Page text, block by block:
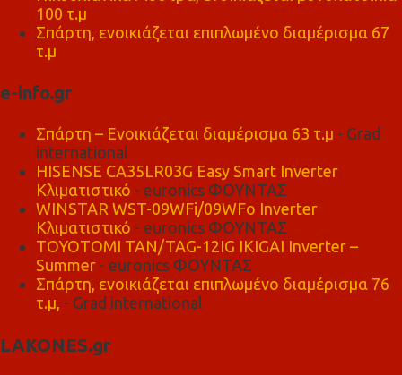
100 τ.μ
Σπάρτη, ενοικιάζεται επιπλωμένο διαμέρισμα 67
τ.μ
e-info.gr
Σπάρτη – Ενοικιάζεται διαμέρισμα 63 τ.μ - Grad
international
HISENSE CA35LR03G Easy Smart Inverter
Κλιματιστικό - euronics ΦΟΥΝΤΑΣ
WINSTAR WST-09WFi/09WFo Inverter
Κλιματιστικό - euronics ΦΟΥΝΤΑΣ
TOYOTOMI TAN/TAG-12IG IKIGAI Inverter –
Summer - euronics ΦΟΥΝΤΑΣ
Σπάρτη, ενοικιάζεται επιπλωμένο διαμέρισμα 76
τ.μ, - Grad international
LAKONES.gr